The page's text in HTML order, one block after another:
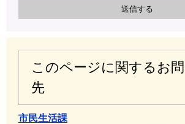
このページに関するお
先
市民生活課